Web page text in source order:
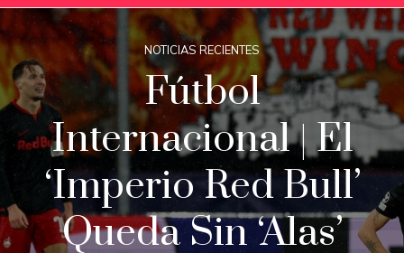
NOTICIAS RECIENTES
Fútbol
Internacional | El
‘Imperio Red Bull’
Queda Sin ‘alas’